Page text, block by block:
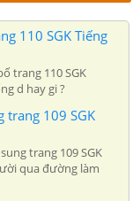
110 SGK Tiếng
trang 110 SGK
d hay gi ?
trang 109 SGK
trang 109 SGK
qua đường làm